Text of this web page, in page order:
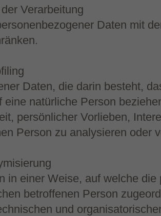
Verarbeitung
Daten mit
Daten, die darin besteht,
natürliche Person
persönlicher Vorlieben,
Person zu analysieren oder
einer Weise, auf welche
betroffenen Person
und